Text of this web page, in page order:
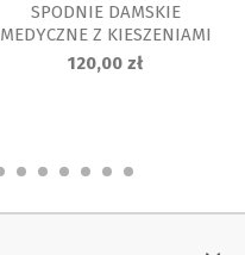
SPODNIE DAMSKIE
MEDYCZNE Z KIESZENIAMI
Z ELASTANEM, BIAŁE
120,00 zł